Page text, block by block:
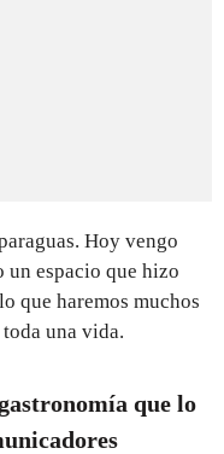
Hoy vengo
un espacio que hizo
que haremos muchos
una vida.
que lo